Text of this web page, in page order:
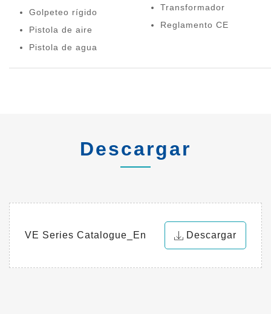
Golpeteo rígido
Pistola de aire
Pistola de agua
Transformador
Reglamento CE
Descargar
VE Series Catalogue_En Descargar